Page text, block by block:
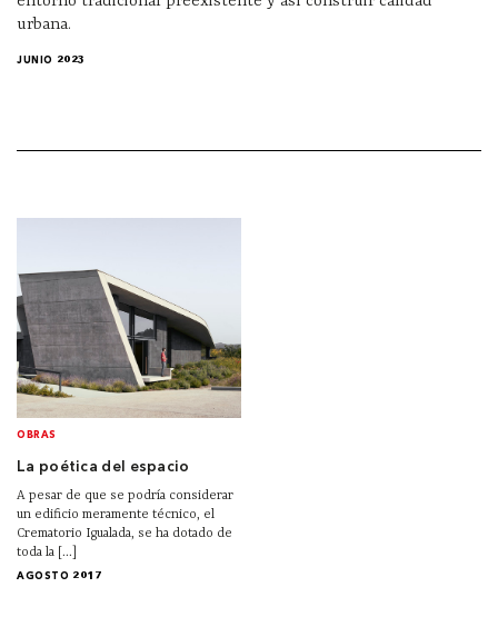
urbana.
JUNIO 2023
OBRAS
La poética del espacio
A pesar de que se podría considerar
un edificio meramente técnico, el
Crematorio Igualada, se ha dotado de
toda la [...]
AGOSTO 2017